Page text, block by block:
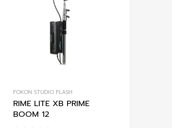
FOKON STUDIO FLASH
RIME LITE XB PRIME
BOOM 12